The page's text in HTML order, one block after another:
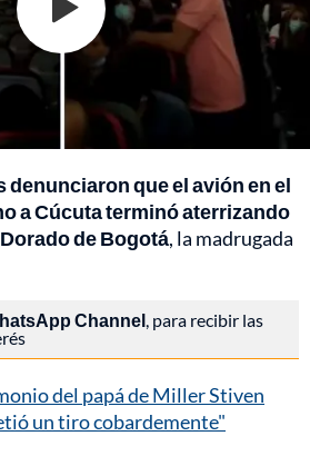
denunciaron que el avión en el
a Cúcuta terminó aterrizando
de Bogotá, la madrugada
Channel , para recibir las
del papá de Miller Stiven
un tiro cobardemente"